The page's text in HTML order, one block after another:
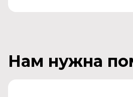
Нам нужна